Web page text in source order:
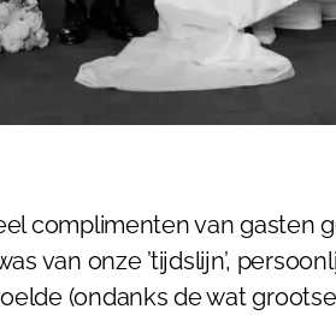
complimenten van gasten
van onze ’tijdslijn’,
(ondanks de wat